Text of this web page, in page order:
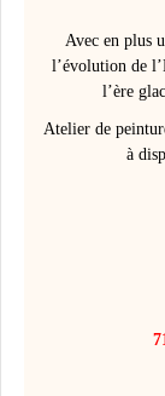
Avec en plus
l’évolution de
l’ère
Atelier de
à